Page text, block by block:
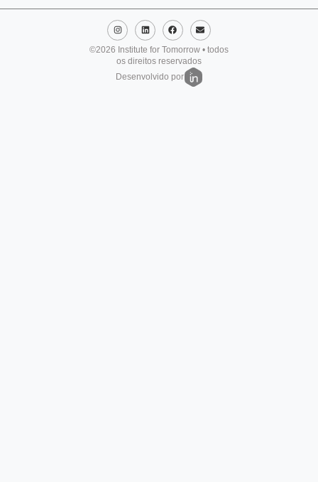
©2026 Institute for Tomorrow • todos
os direitos reservados
Desenvolvido por